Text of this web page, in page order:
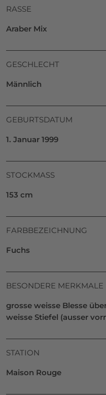
RASSE
Araber Mix
GESCHLECHT
Männlich
GEBURTSDATUM
1. Januar 1999
STOCKMASS
153 cm
FARBBEZEICHNUNG
Fuchs
BESONDERE MERKMALE
grosse weisse Blesse
weisse Stiefel (ausser
STATION
Maison Rouge